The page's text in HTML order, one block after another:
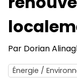
Par Dorian
Énergie /